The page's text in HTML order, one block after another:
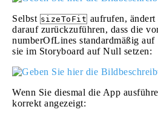
Selbst sizeToFit aufrufen,
darauf zurückzuführen, dass die
numberOfLines standardmäßig auf
sie im Storyboard auf Null setzen:
Wenn Sie diesmal die App
korrekt angezeigt: